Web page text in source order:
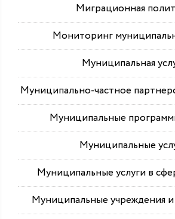
Миграционная
Мониторинг
Муниципальная
Муниципально-частное
Муниципальные
Муниципальные
Муниципальные услуги в
Муниципальные учреждения